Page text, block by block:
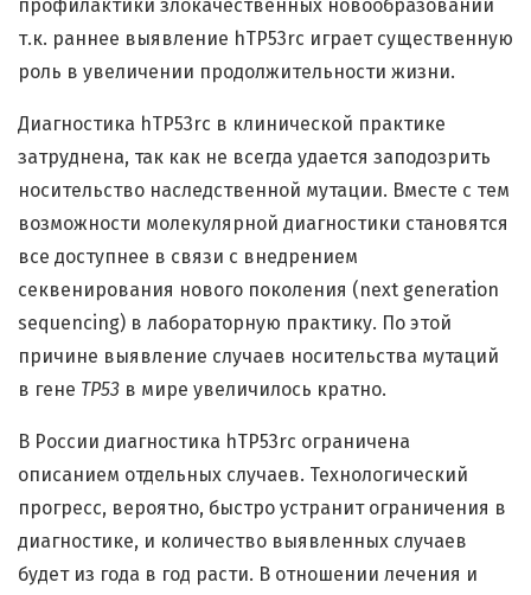
профилактики злокачественных новообразований
т.к. раннее выявление hTP53rc играет существенную
роль в увеличении продолжительности жизни.
Диагностика hTP53rc в клинической практике
затруднена, так как не всегда удается заподозрить
носительство наследственной мутации. Вместе с тем
возможности молекулярной диагностики становятся
все доступнее в связи с внедрением
секвенирования нового поколения (next generation
sequencing) в лабораторную практику. По этой
причине выявление случаев носительства мутаций
в гене TP53 в мире увеличилось кратно.
В России диагностика hTP53rc ограничена
описанием отдельных случаев. Технологический
прогресс, вероятно, быстро устранит ограничения в
диагностике, и количество выявленных случаев
будет из года в год расти. В отношении лечения и